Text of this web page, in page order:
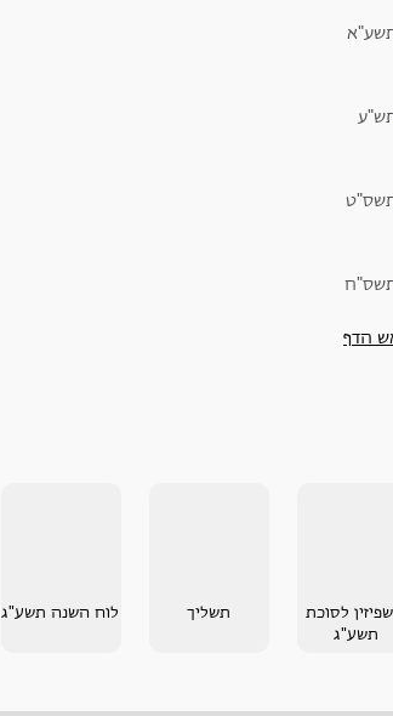
הדף
לסוכת
תשע"ג
תשליך לוח השנה תשע"ג